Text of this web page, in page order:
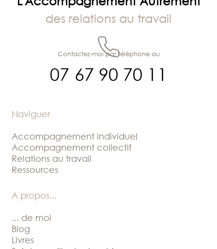
des relations au travail
07 67 90 70 11
Contactez-moi par téléphone au
Naviguer
Accompagnement individuel
Accompagnement collectif
Relations au travail
Ressources
A propos...
... de moi
Blog
Livres